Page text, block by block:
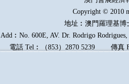
Copyright © 2010
地址︰澳門羅理基博
Add︰No. 600E, AV. Dr. Rodrigo
電話 Tel︰（853）2870 5239傳真